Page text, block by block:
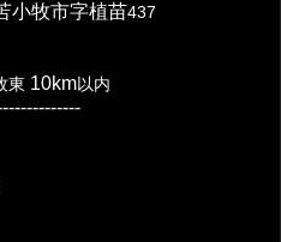
小牧市字植苗437
東 10km以内